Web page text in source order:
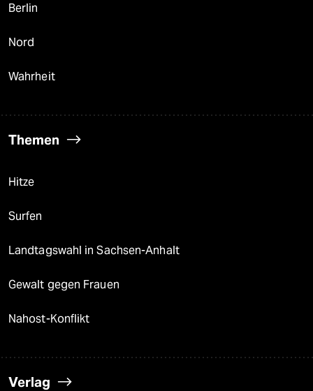
Berlin
Nord
Wahrheit
Themen
Hitze
Surfen
Landtagswahl in Sachsen-Anhalt
Gewalt gegen Frauen
Nahost-Konflikt
Verlag